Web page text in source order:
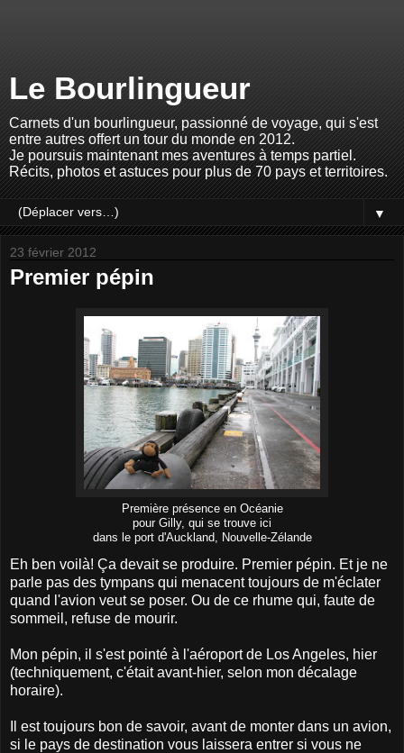
Le Bourlingueur
Carnets d'un bourlingueur, passionné de voyage, qui s'est
entre autres offert un tour du monde en 2012.
Je poursuis maintenant mes aventures à temps partiel.
Récits, photos et astuces pour plus de 70 pays et territoires.
▼
23 février 2012
Premier pépin
Première présence en Océanie
pour Gilly, qui se trouve ici
dans le port d'Auckland, Nouvelle-Zélande
Eh ben voilà! Ça devait se produire. Premier pépin. Et je ne
parle pas des tympans qui menacent toujours de m'éclater
quand l'avion veut se poser. Ou de ce rhume qui, faute de
sommeil, refuse de mourir.
Mon pépin, il s'est pointé à l'aéroport de Los Angeles, hier
(techniquement, c'était avant-hier, selon mon décalage
horaire).
Il est toujours bon de savoir, avant de monter dans un avion,
si le pays de destination vous laissera entrer si vous ne